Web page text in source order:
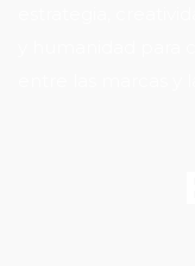
y humanidad
entre las marcas y